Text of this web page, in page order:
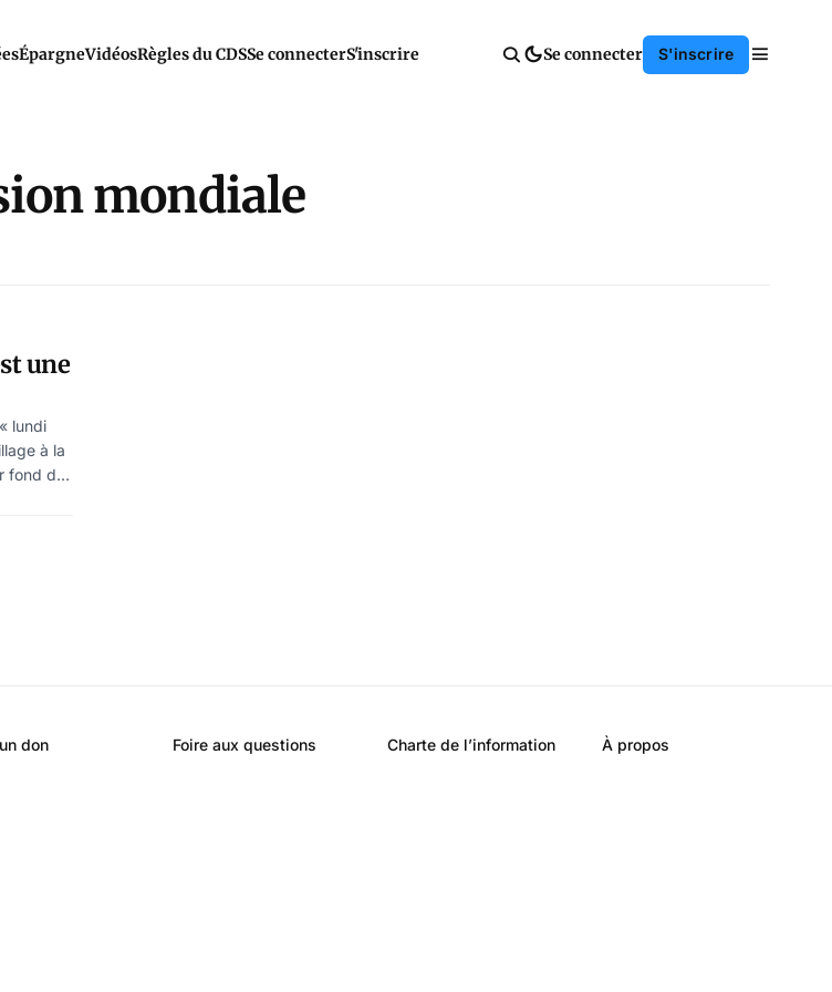
ÉpargneVidéosRègles du CDSSe connecterS'inscrire Se connecter S'inscrire
mondiale
une
lundi
à la
fond de
don Foire aux questions Charte de l’information À propos